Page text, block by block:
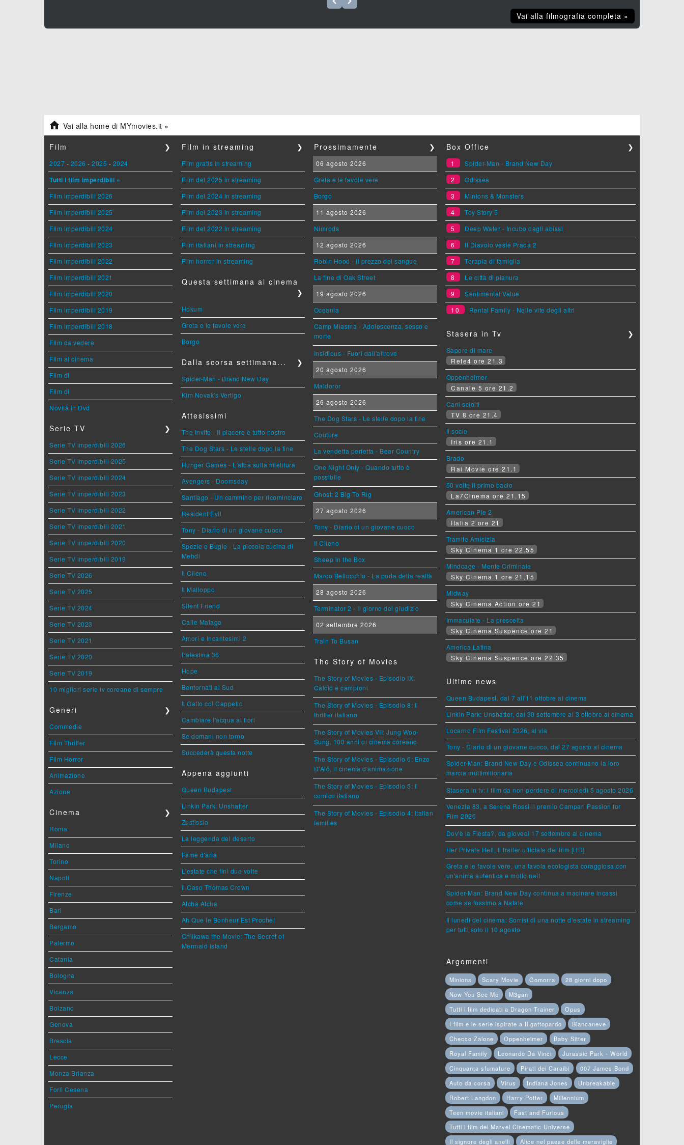
Vai alla filmografia completa »
 Vai alla home di MYmovies.it »
Film ❯
2027 - 2026 - 2025 - 2024
Tutti i film imperdibili »
Film imperdibili 2026
Film imperdibili 2025
Film imperdibili 2024
Film imperdibili 2023
Film imperdibili 2022
Film imperdibili 2021
Film imperdibili 2020
Film imperdibili 2019
Film imperdibili 2018
Film da vedere
Film al cinema
Film di
Film di
Novità in Dvd
Serie TV ❯
Serie TV imperdibili 2026
Serie TV imperdibili 2025
Serie TV imperdibili 2024
Serie TV imperdibili 2023
Serie TV imperdibili 2022
Serie TV imperdibili 2021
Serie TV imperdibili 2020
Serie TV imperdibili 2019
Serie TV 2026
Serie TV 2025
Serie TV 2024
Serie TV 2023
Serie TV 2021
Serie TV 2020
Serie TV 2019
10 migliori serie tv coreane di sempre
Generi ❯
Commedie
Film Thriller
Film Horror
Animazione
Azione
Cinema ❯
Roma
Milano
Torino
Napoli
Firenze
Bari
Bergamo
Palermo
Catania
Bologna
Vicenza
Bolzano
Genova
Brescia
Lecce
Monza Brianza
Forlì Cesena
Perugia
Film in streaming ❯
Film gratis in streaming
Film del 2025 in streaming
Film del 2024 in streaming
Film del 2023 in streaming
Film del 2022 in streaming
Film italiani in streaming
Film horror in streaming
Questa settimana al cinema
❯
Hokum
Greta e le favole vere
Borgo
Dalla scorsa settimana... ❯
Spider-Man - Brand New Day
Kim Novak's Vertigo
Attesissimi
The Invite - Il piacere è tutto nostro
The Dog Stars - Le stelle dopo la fine
Hunger Games - L'alba sulla mietitura
Avengers - Doomsday
Santiago - Un cammino per ricominciare
Resident Evil
Tony - Diario di un giovane cuoco
Spezie e Bugie - La piccola cucina di
Mehdi
Il Cileno
Il Malloppo
Silent Friend
Calle Malaga
Amori e Incantesimi 2
Palestina 36
Hope
Bentornati al Sud
Il Gatto col Cappello
Cambiare l'acqua ai fiori
Se domani non torno
Succederà questa notte
Appena aggiunti
Queen Budapest
Linkin Park: Unshatter
Zustissia
La leggenda del deserto
Fame d'aria
L'estate che finì due volte
Il Caso Thomas Crown
Atcha Atcha
Ah Que le Bonheur Est Proche!
Chiikawa the Movie: The Secret of
Mermaid Island
Prossimamente ❯
06 agosto 2026
Greta e le favole vere
Borgo
11 agosto 2026
Nimrods
12 agosto 2026
Robin Hood - Il prezzo del sangue
La fine di Oak Street
19 agosto 2026
Oceania
Camp Miasma - Adolescenza, sesso e
morte
Insidious - Fuori dall'altrove
20 agosto 2026
Maldoror
26 agosto 2026
The Dog Stars - Le stelle dopo la fine
Couture
La vendetta perfetta - Bear Country
One Night Only - Quando tutto è
possibile
Ghost: 2 Big To Rig
27 agosto 2026
Tony - Diario di un giovane cuoco
Il Cileno
Sheep in the Box
Marco Bellocchio - La porta della realtà
28 agosto 2026
Terminator 2 - Il giorno del giudizio
02 settembre 2026
Train To Busan
The Story of Movies
The Story of Movies - Episodio IX:
Calcio e campioni
The Story of Movies - Episodio 8: Il
thriller italiano
The Story of Movies VII: Jung Woo-
Sung, 100 anni di cinema coreano
The Story of Movies - Episodio 6: Enzo
D'Alò, il cinema d'animazione
The Story of Movies - Episodio 5: Il
comico italiano
The Story of Movies - Episodio 4: Italian
families
Box Office ❯
1
Spider-Man - Brand New Day
2
Odissea
3
Minions & Monsters
4
Toy Story 5
5
Deep Water - Incubo dagli abissi
6
Il Diavolo veste Prada 2
7
Terapia di famiglia
8
Le città di pianura
9
Sentimental Value
10
Rental Family - Nelle vite degli altri
Stasera in Tv ❯
Sapore di mare
Rete4 ore 21.3
Oppenheimer
Canale 5 ore 21.2
Cani sciolti
TV 8 ore 21.4
Il socio
Iris ore 21.1
Brado
Rai Movie ore 21.1
50 volte il primo bacio
La7Cinema ore 21.15
American Pie 2
Italia 2 ore 21
Tramite Amicizia
Sky Cinema 1 ore 22.55
Mindcage - Mente Criminale
Sky Cinema 1 ore 21.15
Midway
Sky Cinema Action ore 21
Immaculate - La prescelta
Sky Cinema Suspence ore 21
America Latina
Sky Cinema Suspence ore 22.35
Ultime news
Queen Budapest, dal 7 all'11 ottobre al cinema
Linkin Park: Unshatter, dal 30 settembre al 3 ottobre al cinema
Locarno Film Festival 2026, al via
Tony - Diario di un giovane cuoco, dal 27 agosto al cinema
Spider-Man: Brand New Day e Odissea continuano la loro
marcia multimilionaria
Stasera in tv: i film da non perdere di mercoledì 5 agosto 2026
Venezia 83, a Serena Rossi il premio Campari Passion for
Film 2026
Dov'è la Fiesta?, da giovedì 17 settembre al cinema
Her Private Hell, il trailer ufficiale del film [HD]
Greta e le favole vere, una favola ecologista coraggiosa,con
un'anima autentica e molto naïf
Spider-Man: Brand New Day continua a macinare incassi
come se fossimo a Natale
Il lunedì del cinema: Sorrisi di una notte d’estate in streaming
per tutti solo il 10 agosto
Argomenti
Minions Scary Movie Gomorra
28 giorni dopo
Now You See Me
M3gan
Tutti i film dedicati a Dragon Trainer
Opus
I film e le serie ispirate a Il gattopardo
Biancaneve
Checco Zalone
Oppenheimer
Baby Sitter
Royal Family
Leonardo Da Vinci
Jurassic Park - World
Cinquanta sfumature
Pirati dei Caraibi
007 James Bond
Auto da corsa
Virus Indiana Jones
Unbreakable
Robert Langdon
Harry Potter
Millennium
Teen movie italiani
Fast and Furious
Tutti i film del Marvel Cinematic Universe
Il signore degli anelli
Alice nel paese delle meraviglie